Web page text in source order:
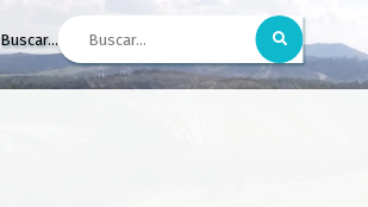
Buscar...